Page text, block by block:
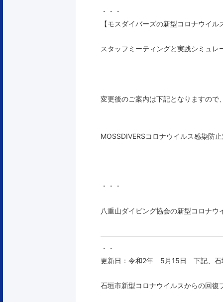
・・・
【モスダイバーズの新型コロナウイ
スタッフミーティングと実践シミュ
変更後のご案内は下記となりますので
MOSSDIVERSコロナウイルス感染防
・・・
八重山ダイビング協会の新型コロナ
・・
更新日：令和2年 5月15日 下記、石
石垣市新型コロナウイルスからの回復